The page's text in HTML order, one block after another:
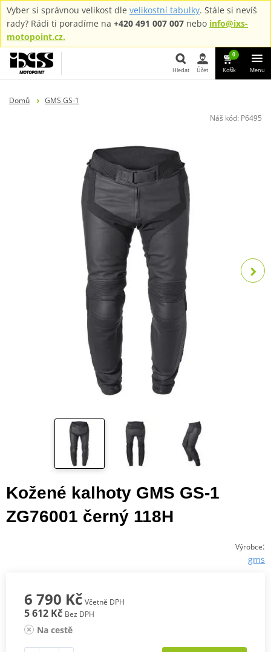
Vyber si správnou velikost dle velikostní tabulky. Stále si nevíš
rady? Rádi ti poradíme na +420 491 007 007 nebo info@ixs-
motopoint.cz.
Hledat Účet
0
Košík Menu
Domů
GMS GS-1
Náš kód: P6495
Kožené kalhoty GMS GS-1
ZG76001 černý 118H
Výrobce:
gms
6 790 Kč Včetně DPH
5 612 Kč Bez DPH
Na cestě